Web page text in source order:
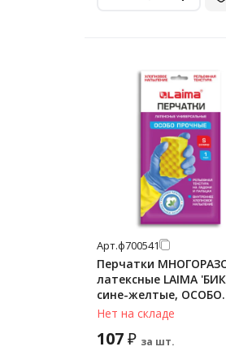
Арт.ф700541
Перчатки
латексные LAIMA
сине-желтые, ОСОБО
ПРОЧНЫЕ, хлопковое
напыление, размер S
(малый), вес 52 г,
Нет на складе
107₽ за шт.